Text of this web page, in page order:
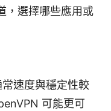
，選擇哪些應用或
速度與穩定性較
可能更可